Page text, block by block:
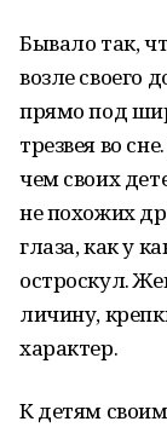
Бывало так,
возле своего
прямо под
трезвея во
чем своих
не похожих
глаза, как у
остроскул.
личину,
характер.
К детям